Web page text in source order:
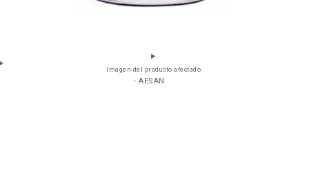
Imagen del producto afectado.
- AESAN